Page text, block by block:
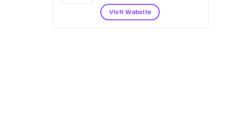
Visit Website